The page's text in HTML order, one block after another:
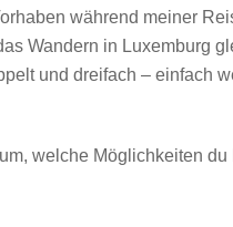
während meiner
Wandern in Luxemburg
und dreifach – einfach
welche Möglichkeiten du